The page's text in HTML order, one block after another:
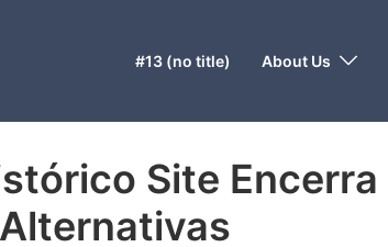
#13 (no title) About Us
Site Encerra